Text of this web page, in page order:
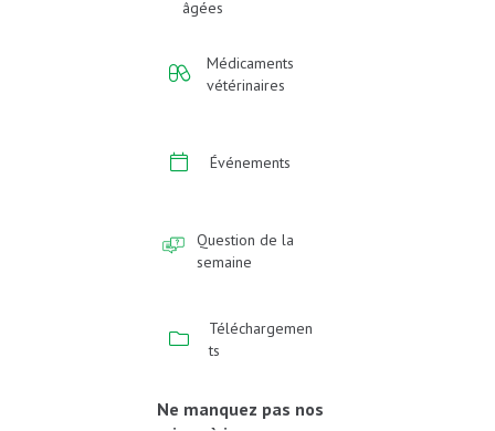
âgées
Médicaments
vétérinaires
Événements
Question de la
semaine
Téléchargemen
ts
Ne manquez pas nos